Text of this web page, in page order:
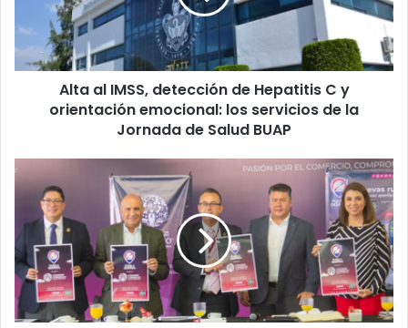
Hepatitis
C
y
orientación
emocional:
Jornada
Salud
BUAP
Alta al IMSS, detección de Hepatitis C y
orientación emocional: los servicios de la
Jornada de Salud BUAP
Volaris
respalda
‘Puebla
Despega’:
la
iniciativa
que
busca
que